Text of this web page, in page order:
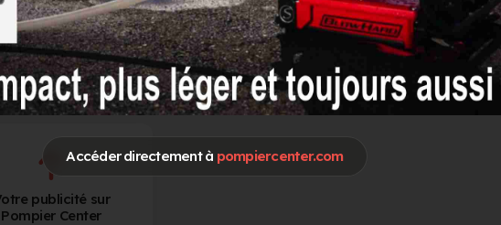
Accéder directement à pompiercenter.com
publicité sur
Pompier Center